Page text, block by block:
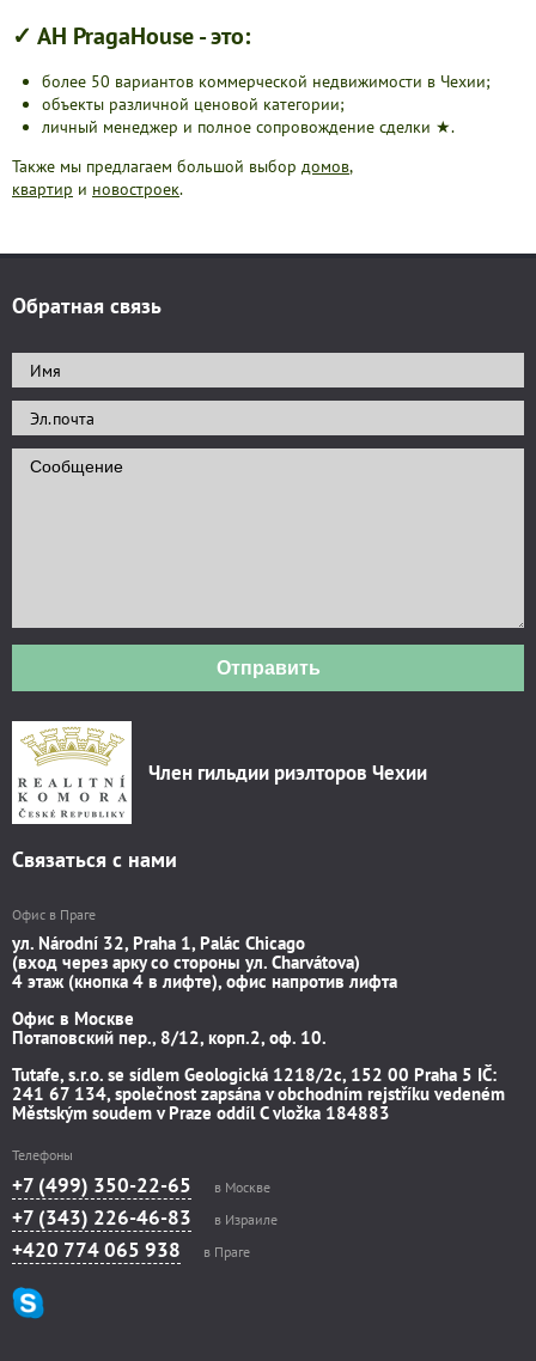
✓ АН PragaHouse - это:
более 50 вариантов коммерческой недвижимости в Чехии;
объекты различной ценовой категории;
личный менеджер и полное сопровождение сделки ★.
Также мы предлагаем большой выбор домов,
квартир и новостроек.
Обратная связь
Отправить
Член гильдии риэлторов Чехии
Связаться с нами
Офис в Праге
ул. Národní 32, Praha 1, Palác Chicago
(вход через арку со стороны ул. Charvátova)
4 этаж (кнопка 4 в лифте), офис напротив лифта
Офис в Москве
Потаповский пер., 8/12, корп.2, оф. 10.
Tutafe, s.r.o. se sídlem Geologická 1218/2c, 152 00 Praha 5 IČ:
241 67 134, společnost zapsána v obchodním rejstříku vedeném
Městským soudem v Praze oddíl C vložka 184883
Телефоны
+7 (499) 350-22-65 в Москве
+7 (343) 226-46-83 в Израиле
+420 774 065 938 в Праге